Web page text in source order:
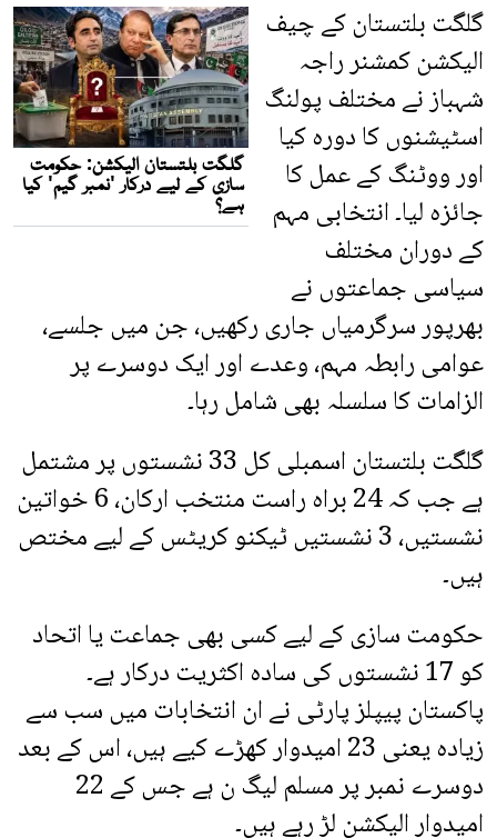
گلگت بلتستان کے چیف
الیکشن کمشنر راجہ
شہباز نے مختلف پولنگ
اسٹیشنوں کا دورہ کیا
اور ووٹنگ کے عمل کا
جائزہ لیا۔ انتخابی مہم
کے دوران مختلف
سیاسی جماعتوں نے
بھرپور سرگرمیاں جاری رکھیں، جن میں جلسے،
عوامی رابطہ مہم، وعدے اور ایک دوسرے پر
الزامات کا سلسلہ بھی شامل رہا۔
گلگت بلتستان اسمبلی کل 33 نشستوں پر مشتمل
ہے جب کہ 24 براہ راست منتخب ارکان، 6 خواتین
نشستیں، 3 نشستیں ٹیکنو کریٹس کے لیے مختص
ہیں۔
حکومت سازی کے لیے کسی بھی جماعت یا اتحاد
کو 17 نشستوں کی سادہ اکثریت درکار ہے۔
پاکستان پیپلز پارٹی نے ان انتخابات میں سب سے
زیادہ یعنی 23 امیدوار کھڑے کیے ہیں، اس کے بعد
دوسرے نمبر پر مسلم لیگ ن ہے جس کے 22
امیدوار الیکشن لڑ رہے ہیں۔